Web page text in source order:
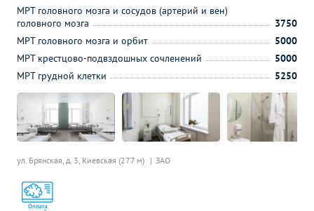
ул. Брянская, д. 3, Киевская (277 м) ЗАО
МРТ головного мозга и сосудов (артерий и вен)
головного мозга
3750
МРТ головного мозга и орбит
5000
МРТ крестцово-подвздошных сочленений
5000
МРТ грудной клетки
5250